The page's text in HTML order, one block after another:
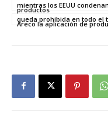
mientras los EEUU
productos
queda prohibida en todo el
Areco la aplicación de